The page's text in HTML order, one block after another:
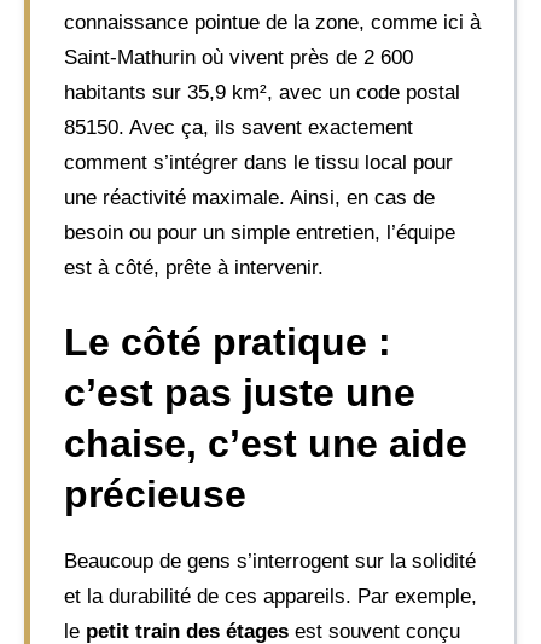
connaissance pointue de la zone, comme ici à
Saint-Mathurin où vivent près de 2 600
habitants sur 35,9 km², avec un code postal
85150. Avec ça, ils savent exactement
comment s’intégrer dans le tissu local pour
une réactivité maximale. Ainsi, en cas de
besoin ou pour un simple entretien, l’équipe
est à côté, prête à intervenir.
Le côté pratique :
c’est pas juste une
chaise, c’est une aide
précieuse
Beaucoup de gens s’interrogent sur la solidité
et la durabilité de ces appareils. Par exemple,
le petit train des étages est souvent conçu